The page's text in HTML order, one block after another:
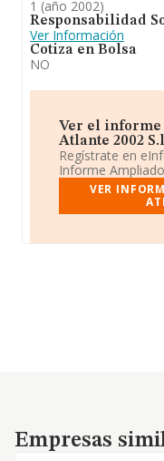
1 (año 2002)
Responsabilidad
Ver Información
Cotiza en Bolsa
NO
Ver el informe
Atlante 2002
Regístrate en
Informe
VER
Empresas similares
Empresas